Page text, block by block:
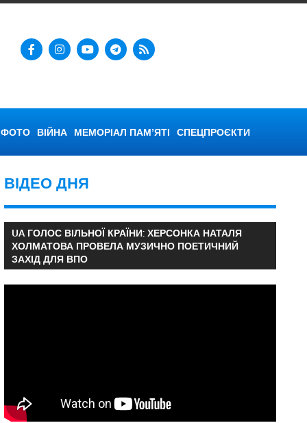
ФОТО ВІЙНА МЕМОРІАЛ ПАМ’ЯТІ СПЕЦПРОЄКТИ
ВІДЕО ДНЯ
UA ГОЛОС ВІЛЬНОЇ КРАЇНИ: ХЕРСОНКА НАТАЛЯ
ХОЛМАТОВА ПРОВЕЛА МУЗИЧНО ПОЕТИЧНИЙ
ЗАХІД ДЛЯ ВПО